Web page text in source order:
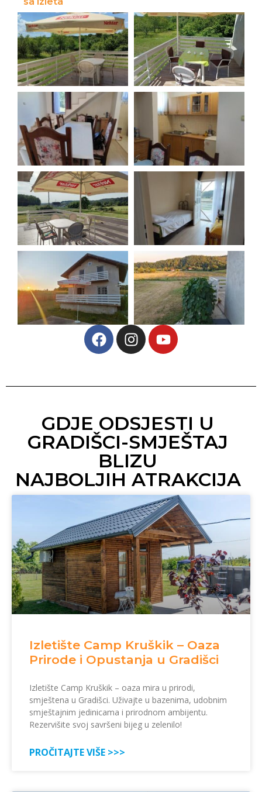
GDJE ODSJESTI U
GRADIŠCI-SMJEŠTAJ
BLIZU
NAJBOLJIH ATRAKCIJA
Izletište Camp Kruškik – Oaza
Prirode i Opustanja u Gradišci
Izletište Camp Kruškik – oaza mira u prirodi,
smještena u Gradišci. Uživajte u bazenima, udobnim
smještajnim jedinicama i prirodnom ambijentu.
Rezervišite svoj savršeni bijeg u zelenilo!
PROČITAJTE VIŠE >>>